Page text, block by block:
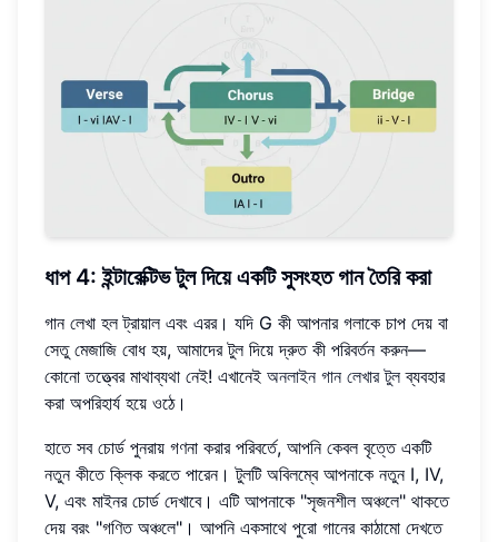
ধাপ 4: ইন্টারেক্টিভ টুল দিয়ে একটি সুসংহত গান তৈরি করা
গান লেখা হল ট্রায়াল এবং এরর। যদি G কী আপনার গলাকে চাপ দেয় বা
সেতু মেজাজি বোধ হয়, আমাদের টুল দিয়ে দ্রুত কী পরিবর্তন করুন—
কোনো তত্ত্বের মাথাব্যথা নেই! এখানেই অনলাইন গান লেখার টুলব্যবহার
করা অপরিহার্য হয়ে ওঠে।
হাতে সব চোর্ড পুনরায় গণনা করার পরিবর্তে, আপনি কেবল বৃত্তে একটি
নতুন কীতে ক্লিক করতে পারেন। টুলটি অবিলম্বে আপনাকে নতুন I, IV,
V, এবং মাইনর চোর্ড দেখাবে। এটি আপনাকে "সৃজনশীল অঞ্চলে" থাকতে
দেয় বরং "গণিত অঞ্চলে"। আপনি একসাথে পুরো গানের কাঠামো দেখতে